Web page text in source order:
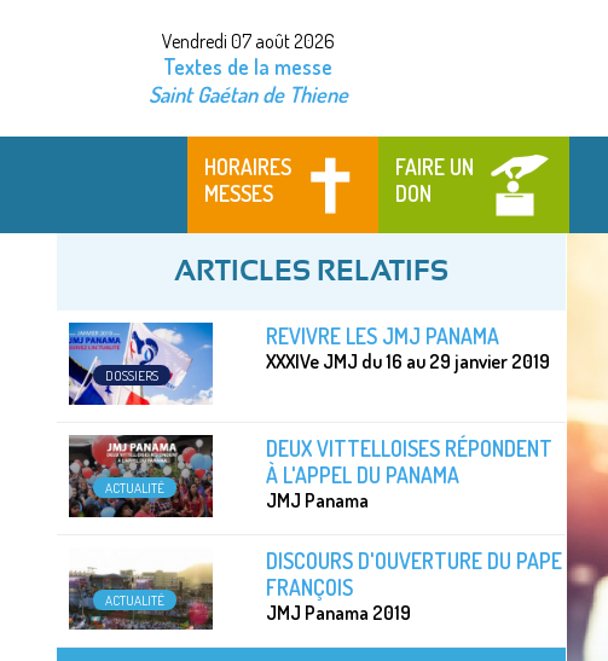
Vendredi 07 août 2026
Textes de la messe
Saint Gaétan de Thiene
HORAIRES
MESSES
FAIRE UN
DON
ARTICLES RELATIFS
DOSSIERS
REVIVRE LES JMJ PANAMA
XXXIVe JMJ du 16 au 29 janvier 2019
ACTUALITÉ
DEUX VITTELLOISES RÉPONDENT
À L'APPEL DU PANAMA
JMJ Panama
ACTUALITÉ
DISCOURS D'OUVERTURE DU PAPE
FRANÇOIS
JMJ Panama 2019